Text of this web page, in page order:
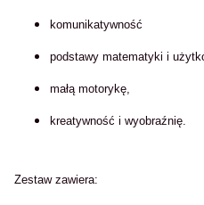
komunikatywność
podstawy matematyki i
małą motorykę,
kreatywność i wyobraźnię.
Zestaw zawiera: